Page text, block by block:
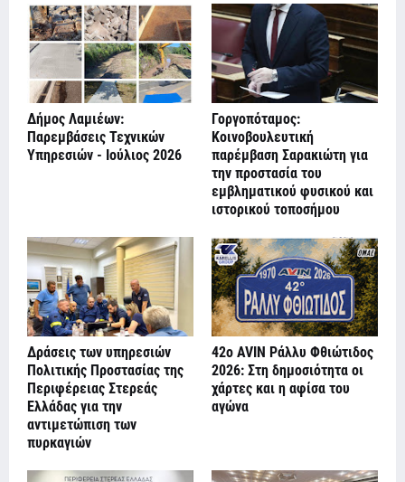
Δήμος Λαμιέων:
Παρεμβάσεις Τεχνικών
Υπηρεσιών - Ιούλιος 2026
Γοργοπόταμος:
Κοινοβουλευτική
παρέμβαση Σαρακιώτη για
την προστασία του
εμβληματικού φυσικού και
ιστορικού τοποσήμου
Δράσεις των υπηρεσιών
Πολιτικής Προστασίας της
Περιφέρειας Στερεάς
Ελλάδας για την
αντιμετώπιση των
πυρκαγιών
42ο AVIN Ράλλυ Φθιώτιδος
2026: Στη δημοσιότητα οι
χάρτες και η αφίσα του
αγώνα